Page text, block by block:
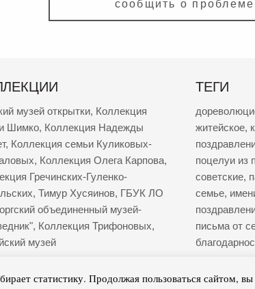
сообщить о проблеме
музей открытки, Коллекция
Шимко, Коллекция Надежды
, Коллекция семьи Куликовых-
, Коллекция Олега Карпова,
Гречинских-Гуленко-
, Тимур Хусяинов, ГБУК ЛО
объединенный музей-
, Коллекция Трифоновых,
музей
ТЕГИ
житейское,
поцелуи из
советские,
семье,
письма от
© 2021–2026 «Пишу тебе»
статистику. Продолжая пользоваться сайтом,